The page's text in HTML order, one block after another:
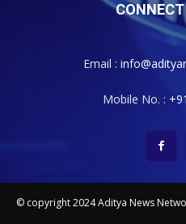
Email :
Mobile No. :
© copyright 2024 Aditya News